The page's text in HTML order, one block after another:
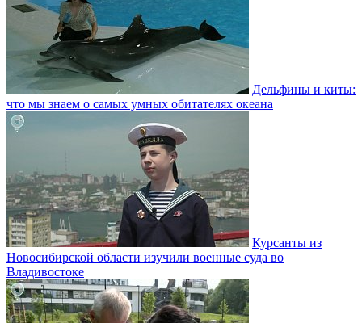
Дельфины и киты:
что мы знаем о самых умных обитателях океана
Курсанты из
Новосибирской области изучили военные суда во
Владивостоке